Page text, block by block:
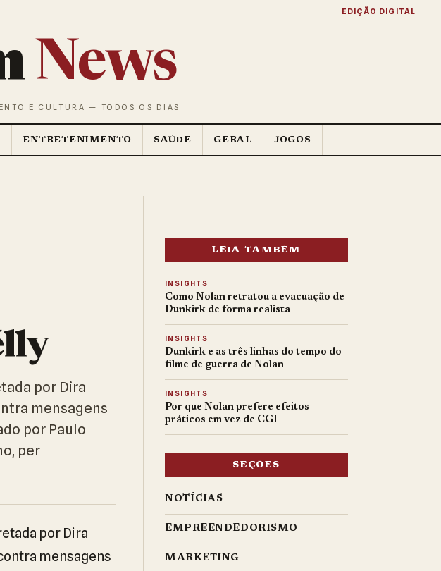
EDIÇÃO DIGITAL
News
E CULTURA — TODOS OS DIAS
ENTRETENIMENTO SAÚDE GERAL JOGOS
por Dira
mensagens
por Paulo
per
por Dira
mensagens
LEIA TAMBÉM
INSIGHTS
Como Nolan retratou a evacuação de
Dunkirk de forma realista
INSIGHTS
Dunkirk e as três linhas do tempo do
filme de guerra de Nolan
INSIGHTS
Por que Nolan prefere efeitos
práticos em vez de CGI
SEÇÕES
NOTÍCIAS
EMPREENDEDORISMO
MARKETING